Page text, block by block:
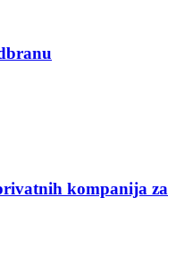
kompanija za